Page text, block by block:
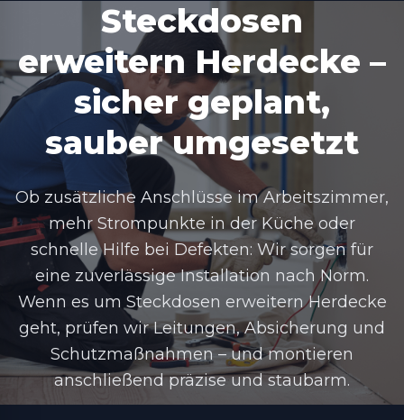
Steckdosen
erweitern Herdecke –
sicher geplant,
sauber umgesetzt
Ob zusätzliche Anschlüsse im Arbeitszimmer,
mehr Strompunkte in der Küche oder
schnelle Hilfe bei Defekten: Wir sorgen für
eine zuverlässige Installation nach Norm.
Wenn es um Steckdosen erweitern Herdecke
geht, prüfen wir Leitungen, Absicherung und
Schutzmaßnahmen – und montieren
anschließend präzise und staubarm.